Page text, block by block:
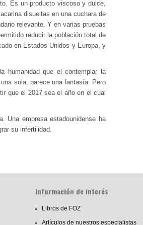
Es un producto viscoso y dulce,
disueltas en una cuchara de
relevante. Y en varias pruebas
reducir la población total de
en Estados Unidos y Europa, y
humanidad que el contemplar la
sola, parece una fantasía. Pero
que el 2017 sea el año en el cual
Una empresa estadounidense ha
su infertilidad.
Información de interés
Libros de FOZ
Artículos de nuestros especialistas